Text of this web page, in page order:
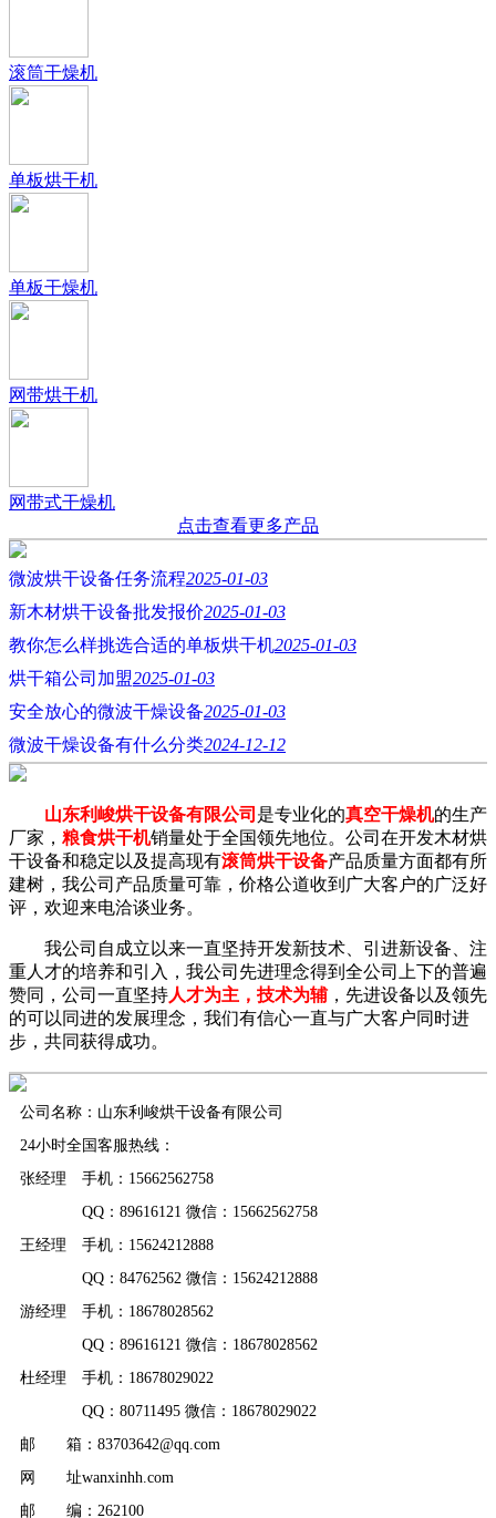
滚筒干燥机
单板烘干机
单板干燥机
网带烘干机
网带式干燥机
点击查看更多产品
微波烘干设备任务流程2025-01-03
新木材烘干设备批发报价2025-01-03
教你怎么样挑选合适的单板烘干机2025-01-03
烘干箱公司加盟2025-01-03
安全放心的微波干燥设备2025-01-03
微波干燥设备有什么分类2024-12-12
山东利峻烘干设备有限公司 是专业化的真空干燥机的生产
厂家， 粮食烘干机销量处于全国领先地位。公司在开发木材烘
干设备和稳定以及提高现有滚筒烘干设备产品质量方面都有所
建树，我公司产品质量可靠，价格公道收到广大客户的广泛好
评，欢迎来电洽谈业务。
我公司自成立以来一直坚持开发新技术、引进新设备、注
重人才的培养和引入，我公司先进理念得到全公司上下的普遍
赞同，公司一直坚持人才为主，技术为辅，先进设备以及领先
的可以同进的发展理念，我们有信心一直与广大客户同时进
步，共同获得成功。
公司名称：山东利峻烘干设备有限公司
24小时全国客服热线：
张经理 手机：15662562758
QQ：89616121 微信：15662562758
王经理 手机：15624212888
QQ：84762562 微信：15624212888
游经理 手机：18678028562
QQ：89616121 微信：18678028562
杜经理 手机：18678029022
QQ：80711495 微信：18678029022
邮 箱：83703642@qq.com
网 址wanxinhh.com
邮 编：262100